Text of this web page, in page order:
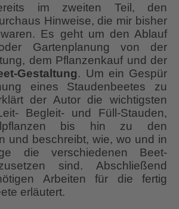
im zweiten Teil, den
Hinweise, die mir bisher
Es geht um den Ablauf
Gartenplanung von der
dem Pflanzenkauf und der
Gestaltung. Um ein Gespür
eines Staudenbeetes zu
der Autor die wichtigsten
Begleit- und Füll-Stauden,
bis hin zu den
und beschreibt, wie, wo und in
die verschiedenen Beet-
sind. Abschließend
Arbeiten für die fertig
erläutert.